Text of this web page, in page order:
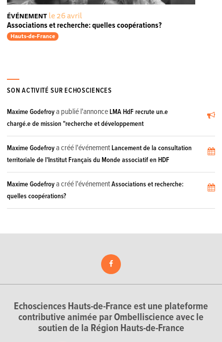
ÉVÉNEMENT le 26 avril
Associations et recherche: quelles coopérations?
Hauts-de-France
SON ACTIVITÉ SUR ECHOSCIENCES
Maxime Godefroya publié l'annonceLMA HdF recrute un.e
chargé.e de mission "recherche et développement
Maxime Godefroya créé l'événementLancement de la consultation
territoriale de l'Institut Français du Monde associatif en HDF
Maxime Godefroya créé l'événementAssociations et recherche:
quelles coopérations?
Echosciences Hauts-de-France est une plateforme
contributive animée par Ombelliscience avec le
soutien de la Région Hauts-de-France